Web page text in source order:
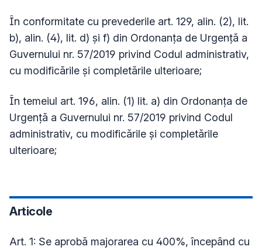
În conformitate cu prevederile art. 129, alin. (2), lit.
b), alin. (4), lit. d) și f) din Ordonanța de Urgență a
Guvernului nr. 57/2019 privind Codul administrativ,
cu modificările și completările ulterioare;
În temeiul art. 196, alin. (1) lit. a) din Ordonanța de
Urgență a Guvernului nr. 57/2019 privind Codul
administrativ, cu modificările și completările
ulterioare;
Articole
Art. 1: Se aprobă majorarea cu 400%, începând cu